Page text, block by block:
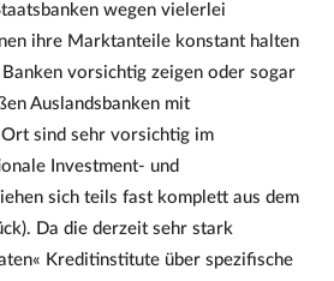
wegen vielerlei
ihre Marktanteile konstant halten
Banken vorsichtig zeigen oder sogar
Auslandsbanken mit
sind sehr vorsichtig im
Investment- und
sich teils fast komplett aus dem
Da die derzeit sehr stark
Kreditinstitute über spezifische